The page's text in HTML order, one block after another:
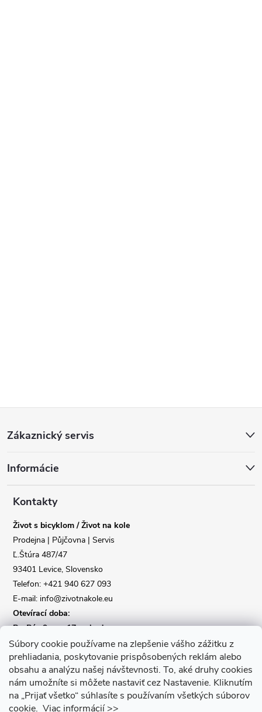
Súbory cookie používame na zlepšenie vášho zážitku z
prehliadania, poskytovanie prispôsobených reklám alebo
obsahu a analýzu našej návštevnosti. To, aké druhy cookies
nám umožníte si môžete nastaviť cez Nastavenie. Kliknutím
na „Prijať všetko“ súhlasíte s používaním všetkých súborov
cookie. Viac informácií >>
p
Zákaznický servis
Informácie
Kontakty
Život s bicyklom / Život na kole
Prodejna | Půjčovna | Servis
Ľ.Štúra 487/47
93401 Levice, Slovensko
Telefon: +421 940 627 093
E-mail: info@zivotnakole.eu
Otevírací doba:
Po-Pá : 9,oo - 17,oo hod
So : 9,oo - 12,oo | Ne : Zavřeno
Kontaktní formulář